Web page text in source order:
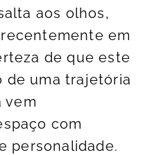
aos olhos,
em
de que este
de uma trajetória
vem
com
personalidade.